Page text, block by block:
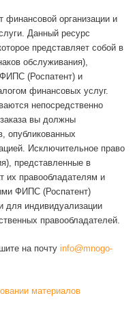
финансовой организации и
Данный ресурс
представляет собой в
обслуживания),
(Роспатент) и
финансовых услуг.
непосредственно
вы должны
опубликованных
Исключительное право
представленные в
их правообладателям и
ФИПС (Роспатент)
для индивидуализации
правообладателей.
на почту info@mnogo-
материалов